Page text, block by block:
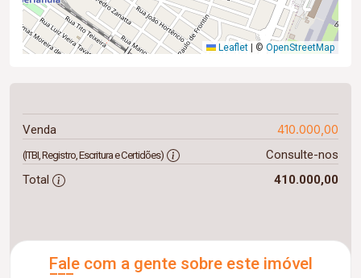
Leaflet © OpenStreetMap
Venda 410.000,00
(ITBI, Registro, Escritura e Certidões)
Consulte-nos
Total
410.000,00
Fale com a gente sobre este imóvel